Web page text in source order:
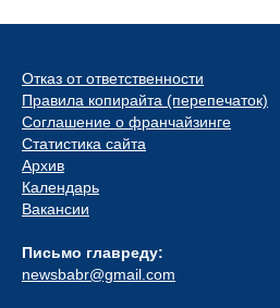
Отказ от ответственности
Правила копирайта (перепечаток)
Соглашение о франчайзинге
Статистика сайта
Архив
Календарь
Вакансии
Письмо главреду:
newsbabr@gmail.com